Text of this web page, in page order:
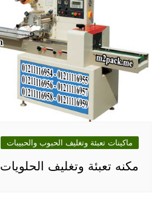
ماكينات تعبئة وتغليف الحبوب والحبيبات
مكنه تعبئة وتغليف الحلويات